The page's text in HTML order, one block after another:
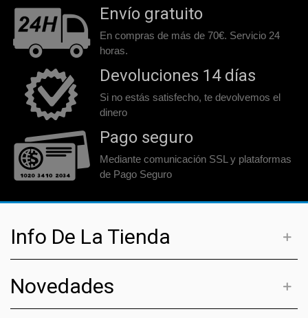
Envío gratuito
En compras de más de 70€. Servicio 24
horas.
Devoluciones 14 días
Si no estás satisfecho, te devolvemos el
dinero
Pago seguro
Mediante comunicación SSL y plataformas
de Pago Seguro
Info De La Tienda
Novedades